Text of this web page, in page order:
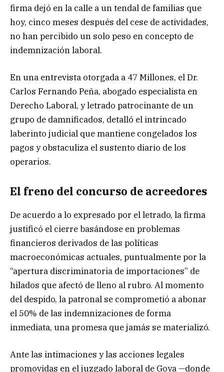
firma dejó en la calle a un tendal de familias que
hoy, cinco meses después del cese de actividades,
no han percibido un solo peso en concepto de
indemnización laboral.
En una entrevista otorgada a 47 Millones, el Dr.
Carlos Fernando Peña, abogado especialista en
Derecho Laboral, y letrado patrocinante de un
grupo de damnificados, detalló el intrincado
laberinto judicial que mantiene congelados los
pagos y obstaculiza el sustento diario de los
operarios.
El freno del concurso de acreedores
De acuerdo a lo expresado por el letrado, la firma
justificó el cierre basándose en problemas
financieros derivados de las políticas
macroeconómicas actuales, puntualmente por la
“apertura discriminatoria de importaciones” de
hilados que afectó de lleno al rubro. Al momento
del despido, la patronal se comprometió a abonar
el 50% de las indemnizaciones de forma
inmediata, una promesa que jamás se materializó.
Ante las intimaciones y las acciones legales
promovidas en el juzgado laboral de Goya —donde